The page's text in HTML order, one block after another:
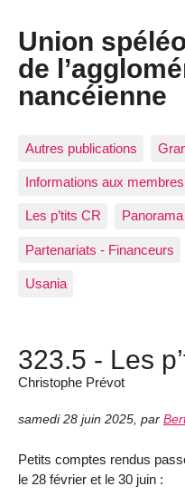
Union
de
nancéienne
Autres publications
Informations aux membres
Les p’tits CR
Partenariats - Financeurs
Usania
323.5 - Les
Christophe Prévot
samedi 28 juin 2025, par
Petits comptes rendus
le 28 février et le 30 juin :